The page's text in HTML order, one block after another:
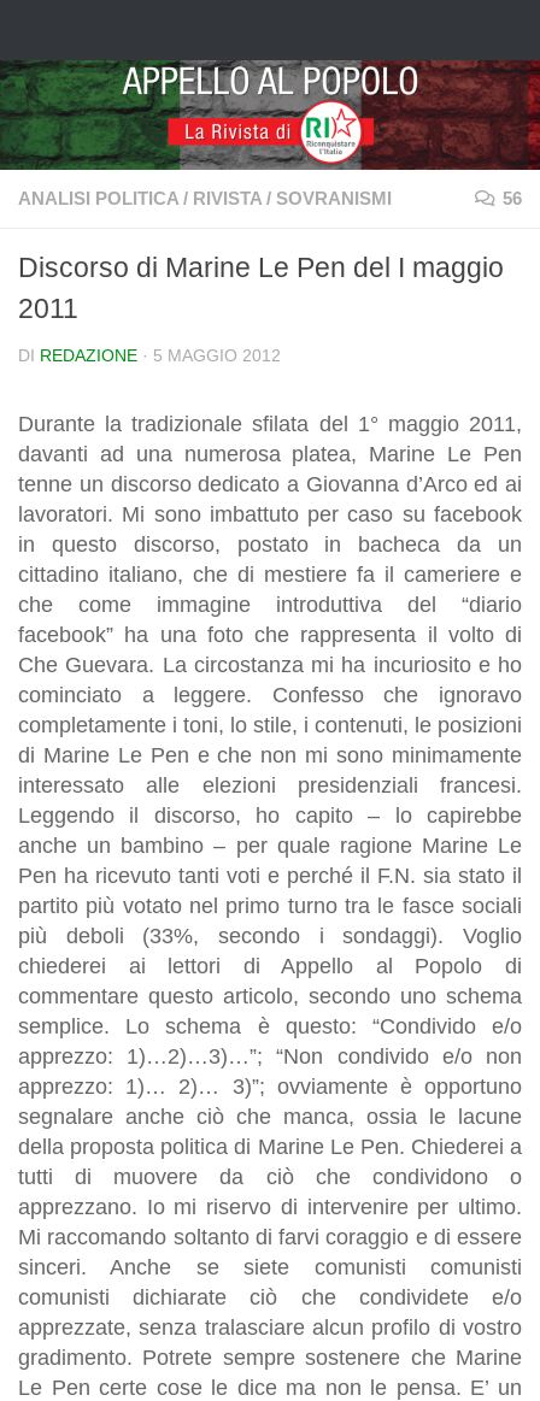
ANALISI POLITICA / RIVISTA / SOVRANISMI 56
Discorso di Marine Le Pen del I maggio
2011
DI REDAZIONE · 5 MAGGIO 2012
Durante la tradizionale sfilata del 1° maggio 2011,
davanti ad una numerosa platea, Marine Le Pen
tenne un discorso dedicato a Giovanna d’Arco ed ai
lavoratori. Mi sono imbattuto per caso su facebook
in questo discorso, postato in bacheca da un
cittadino italiano, che di mestiere fa il cameriere e
che come immagine introduttiva del “diario
facebook” ha una foto che rappresenta il volto di
Che Guevara. La circostanza mi ha incuriosito e ho
cominciato a leggere. Confesso che ignoravo
completamente i toni, lo stile, i contenuti, le posizioni
di Marine Le Pen e che non mi sono minimamente
interessato alle elezioni presidenziali francesi.
Leggendo il discorso, ho capito – lo capirebbe
anche un bambino – per quale ragione Marine Le
Pen ha ricevuto tanti voti e perché il F.N. sia stato il
partito più votato nel primo turno tra le fasce sociali
più deboli (33%, secondo i sondaggi). Voglio
chiederei ai lettori di Appello al Popolo di
commentare questo articolo, secondo uno schema
semplice. Lo schema è questo: “Condivido e/o
apprezzo: 1)…2)…3)…”; “Non condivido e/o non
apprezzo: 1)… 2)… 3)”; ovviamente è opportuno
segnalare anche ciò che manca, ossia le lacune
della proposta politica di Marine Le Pen. Chiederei a
tutti di muovere da ciò che condividono o
apprezzano. Io mi riservo di intervenire per ultimo.
Mi raccomando soltanto di farvi coraggio e di essere
sinceri. Anche se siete comunisti comunisti
comunisti dichiarate ciò che condividete e/o
apprezzate, senza tralasciare alcun profilo di vostro
gradimento. Potrete sempre sostenere che Marine
Le Pen certe cose le dice ma non le pensa. E’ un